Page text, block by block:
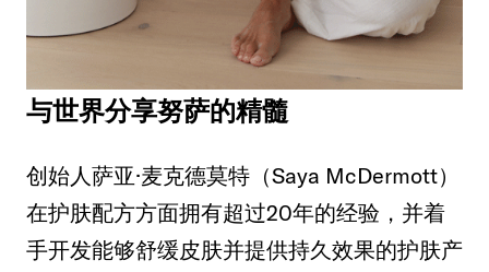
与世界分享努萨的精髓
创始人萨亚·麦克德莫特（Saya McDermott）
在护肤配方方面拥有超过20年的经验，并着
手开发能够舒缓皮肤并提供持久效果的护肤产